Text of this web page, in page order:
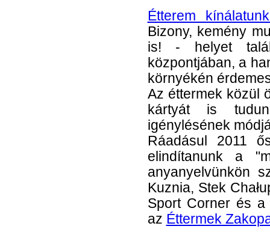
Étterem
Bizony, kemény
is! - helyet
központjában, a
környékén
Az éttermek közül
kártyát is
igénylésének
Ráadásul 2011
elindítanunk a
anyanyelvünkön
Kuznia, Stek
Sport Corner és a
az Éttermek